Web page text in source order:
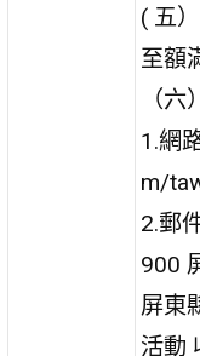
( 五
至額
（
1.網
m/
2.郵
900
屏東
活動